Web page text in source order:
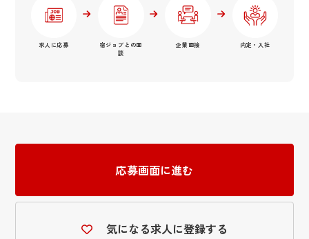
求人に応募
宿ジョブとの面
談
企業面接 内定・入社
応募画面に進む
気になる求人に登録する